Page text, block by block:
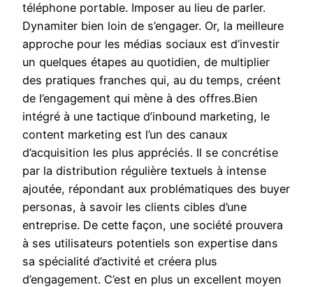
téléphone portable. Imposer au lieu de parler.
Dynamiter bien loin de s’engager. Or, la meilleure
approche pour les médias sociaux est d’investir
un quelques étapes au quotidien, de multiplier
des pratiques franches qui, au du temps, créent
de l’engagement qui mène à des offres.Bien
intégré à une tactique d’inbound marketing, le
content marketing est l’un des canaux
d’acquisition les plus appréciés. Il se concrétise
par la distribution régulière textuels à intense
ajoutée, répondant aux problématiques des buyer
personas, à savoir les clients cibles d’une
entreprise. De cette façon, une société prouvera
à ses utilisateurs potentiels son expertise dans
sa spécialité d’activité et créera plus
d’engagement. C’est en plus un excellent moyen